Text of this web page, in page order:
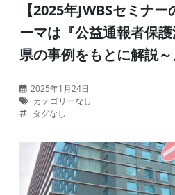
【2025年JWBSセミナ
ーマは『公益通報者保
県の事例をもとに解説～
2025年1月24日
カテゴリーなし
タグなし